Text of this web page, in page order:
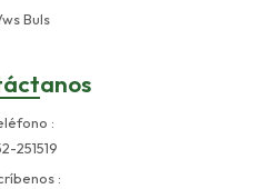
Buls
251519